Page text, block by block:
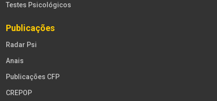
Testes Psicológicos
Publicações
Radar Psi
Anais
Publicações CFP
CREPOP